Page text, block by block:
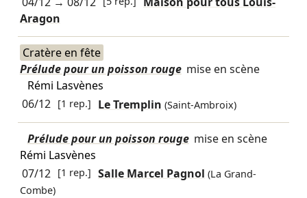
Aragon
Cratère en fête
Prélude pour un poisson rouge mise en scène
Rémi Lasvènes
06/12 [1 rep.] Le Tremplin (Saint-Ambroix)
Prélude pour un poisson rouge mise en scène
Rémi Lasvènes
07/12 [1 rep.] Salle Marcel Pagnol (La Grand-
Combe)